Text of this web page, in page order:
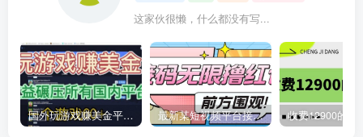
这家伙很懒，什么都没有写...
国外玩游戏赚美金平台，一个游戏60+，收益碾压国内所有平台 最新某短视频平台接码看广告，无限撸1.3元项目【软件+详细操作教程】